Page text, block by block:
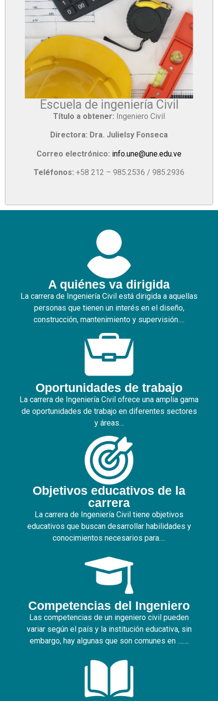
Escuela de ingeniería Civil
Título a obtener: Ingeniero Civil
Directora: Dra. Julielsy Fonseca
Correo electrónico: info.une@une.edu.ve
Teléfonos: +58 212 – 985.2536 / 985.2936
A quiénes va dirigida
La carrera de Ingeniería Civil está dirigida a aquellas
personas que tienen un interés en el diseño,
construcción, mantenimiento y supervisión….
Oportunidades de trabajo
La carrera de Ingeniería Civil ofrece una amplia gama
de oportunidades de trabajo en diferentes sectores
y áreas…
Objetivos educativos de la
carrera
La carrera de Ingeniería Civil tiene objetivos
educativos que buscan desarrollar habilidades y
conocimientos necesarios para….
Competencias del Ingeniero
Las competencias de un ingeniero civil pueden
variar según el país y la institución educativa, sin
embargo, hay algunas que son comunes en …….